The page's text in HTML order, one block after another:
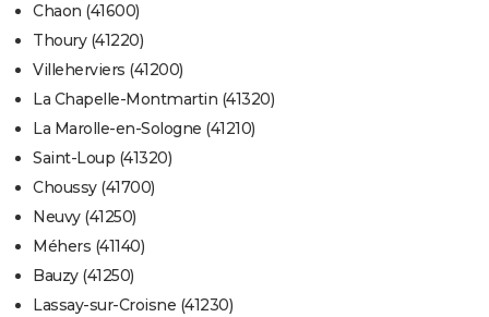
Chaon (41600)
Thoury (41220)
Villeherviers (41200)
La Chapelle-Montmartin (41320)
La Marolle-en-Sologne (41210)
Saint-Loup (41320)
Choussy (41700)
Neuvy (41250)
Méhers (41140)
Bauzy (41250)
Lassay-sur-Croisne (41230)